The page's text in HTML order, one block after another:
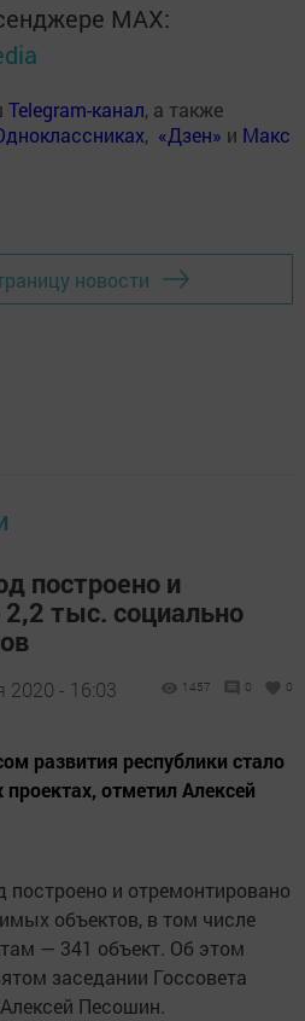
MАХ:
Telegram-канал, а также
, «Дзен» и Макс
новости
построено и
тыс. социально
2020 - 16:03 1457 0 0
развития республики стало
отметил Алексей
построено и отремонтировано
объектов, в том числе
— 341 объект. Об этом
заседании Госсовета
Песошин.